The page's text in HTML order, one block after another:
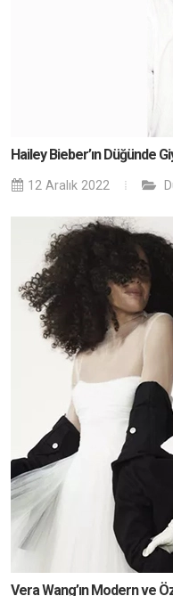
Hailey Bieber’ın Düğünde
12 Aralık 2022
Vera Wang’ın Modern ve